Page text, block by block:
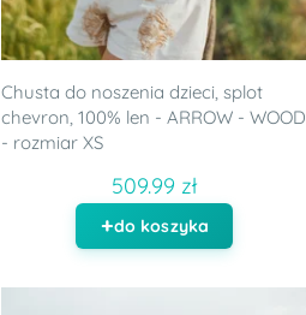
Chusta do noszenia dzieci, splot
chevron, 100% len - ARROW - WOOD
- rozmiar XS
509.99 zł
do koszyka